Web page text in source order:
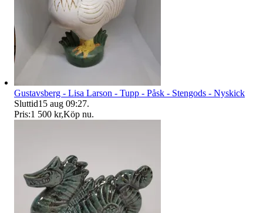
Gustavsberg - Lisa Larson - Tupp - Påsk - Stengods - Nyskick
Sluttid15 aug 09:27.
Pris:1 500 kr,Köp nu.